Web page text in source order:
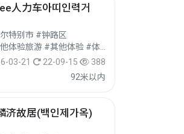
人力车아띠인력거
特别市 #钟路区
03-21
22-09-15
388
92米以内
济故居(백인제가옥)